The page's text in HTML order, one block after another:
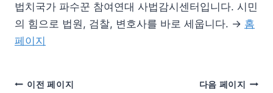
법치국가 파수꾼 참여연대 사법감시센터입니다. 시민
의 힘으로 법원, 검찰, 변호사를 바로 세웁니다. → 홈
페이지
이전 페이지 다음 페이지